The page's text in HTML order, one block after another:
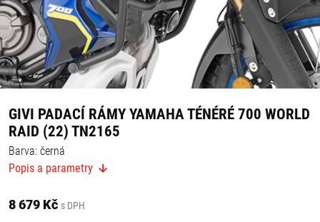
GIVI PADACÍ RÁMY YAMAHA TÉNÉRÉ 700 WORLD
RAID (22) TN2165
Barva: černá
Průměr trubek: 25 mm
Vhodné pro:
Popis a parametry
8 679 Kč s DPH